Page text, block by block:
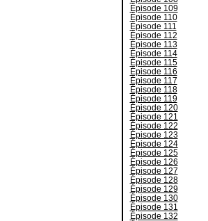
Épisode 109
Épisode 110
Épisode 111
Épisode 112
Épisode 113
Épisode 114
Épisode 115
Épisode 116
Épisode 117
Épisode 118
Épisode 119
Épisode 120
Épisode 121
Épisode 122
Épisode 123
Épisode 124
Épisode 125
Épisode 126
Épisode 127
Épisode 128
Épisode 129
Épisode 130
Épisode 131
Épisode 132